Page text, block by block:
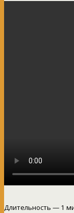
Длительность — 1